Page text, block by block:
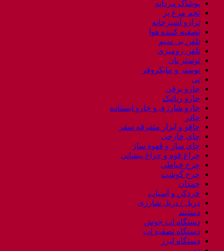
پوشاک مردانه
تخم مرغ پز
ترازو آشپزخانه
تصفیه کننده هوا
تلفن بی سیم
تلفن رومیزی
توستر نان
توستر و مایکروفر
تی
جارو برقی
جارو رباتیک
جارو شارژی و جارو ایستاده
چادر
چاقو و ابزار متفرقه سفر
چای خارجی
چای ساز و قهوه ساز
چراغ قوه و چراغ پیشانی
چرخ خیاطی
چرخ گوشت
چمدان
خردکن و آسیاب
دریل / دریل شارژی
دستبند
دستگاه اب جوش
دستگاه تصفیه اب
دستگاه لیزر